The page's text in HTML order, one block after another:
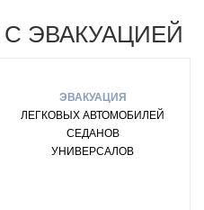
ЭВАКУАЦИЕЙ
ЭВАКУАЦИЯ
ЛЕГКОВЫХ АВТОМОБИЛЕЙ
СЕДАНОВ
УНИВЕРСАЛОВ